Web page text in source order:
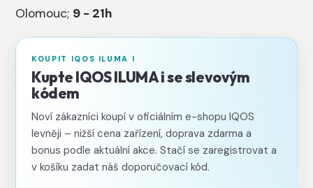
Olomouc; 9 - 21h
KOUPIT IQOS ILUMA I
Kupte IQOS ILUMA i se slevovým
kódem
Noví zákazníci koupí v oficiálním e-shopu IQOS
levněji – nižší cena zařízení, doprava zdarma a
bonus podle aktuální akce. Stačí se zaregistrovat a
v košíku zadat náš doporučovací kód.